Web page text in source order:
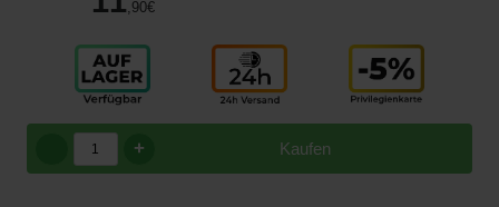
,90€
Kaufen
+